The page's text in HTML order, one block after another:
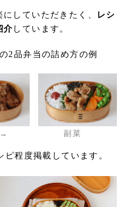
していただきたく、
レシ
介 しています。
2品弁当の詰め方の例
副菜
程度掲載しています。